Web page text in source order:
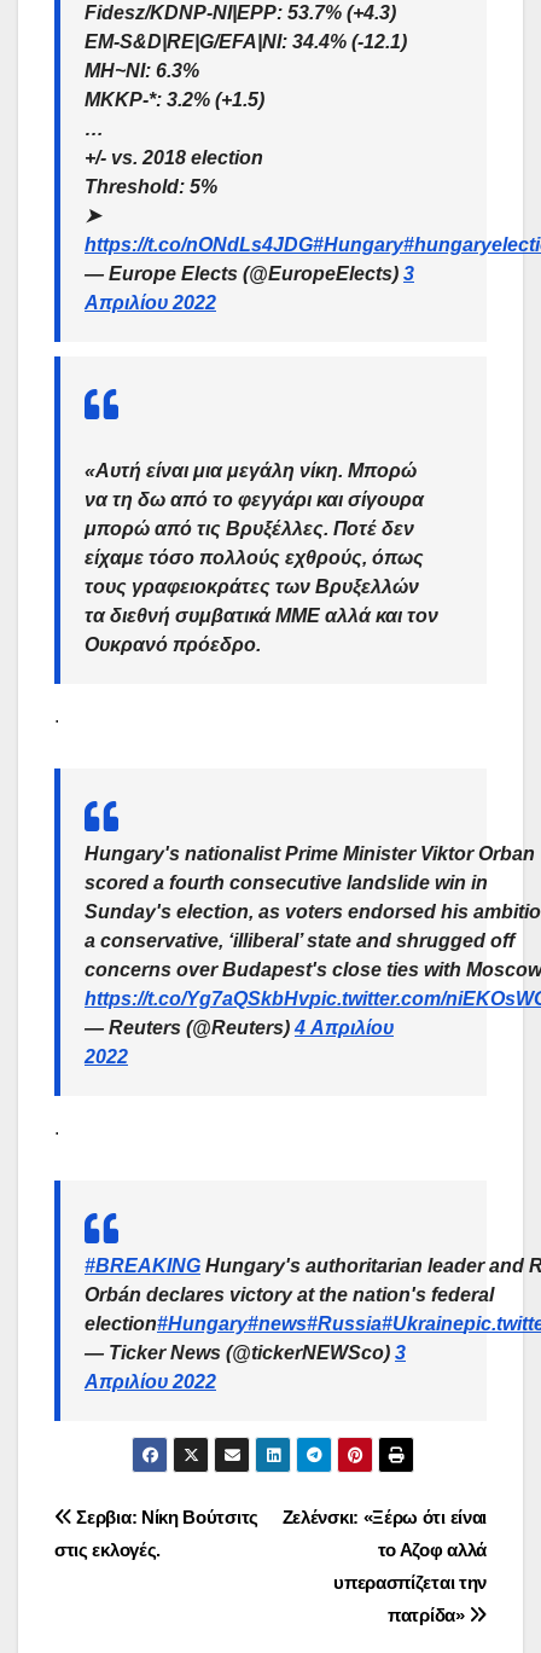
Fidesz/KDNP-NI|EPP: 53.7% (+4.3)
EM-S&D|RE|G/EFA|NI: 34.4% (-12.1)
MH~NI: 6.3%
MKKP-*: 3.2% (+1.5)
…
+/- vs. 2018 election
Threshold: 5%
➤
https://t.co/nONdLs4JDG#Hungary
— Europe Elects (@EuropeElects) 3
Απριλίου 2022
«Αυτή είναι μια μεγάλη νίκη. Μπορώ
να τη δω από το φεγγάρι και σίγουρα
μπορώ από τις Βρυξέλλες. Ποτέ δεν
είχαμε τόσο πολλούς εχθρούς, όπως
τους γραφειοκράτες των Βρυξελλών
τα διεθνή συμβατικά ΜΜΕ αλλά και τον
Ουκρανό πρόεδρο.
.
Hungary's nationalist Prime Minister Viktor Orban
scored a fourth consecutive landslide win in
Sunday's election, as voters endorsed his
a conservative, ‘illiberal’ state and shrugged off
concerns over Budapest's close ties with Moscow
https://t.co/Yg7aQSkbHvpic.twitter.com/
— Reuters (@Reuters)4 Απριλίου
2022
.
#BREAKING Hungary's authoritarian leader and
Orbán declares victory at the nation's federal
election#Hungary#news#Russia#Ukraine
— Ticker News (@tickerNEWSco) 3
Απριλίου 2022
Πλοήγηση
άρθρων
Ζελένσκι: «Ξέρω ότι είναι
το Αζοφ αλλά
υπερασπίζεται την
πατρίδα»
Σερβια: Νίκη Βούτσιτς
στις εκλογές.